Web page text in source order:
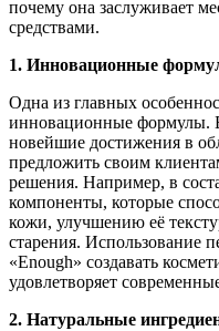
почему она заслуживает
средствами.
1. Инновационные
Одна из главных
инновационные формулы.
новейшие достижения в
предложить своим
решения. Например, в
компоненты, которые
кожи, улучшению её
старения. Использование
«Enough» создавать
удовлетворяет
2. Натуральные